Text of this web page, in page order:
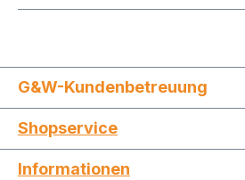
G&W-Kundenbetreuung
Shopservice
Informationen